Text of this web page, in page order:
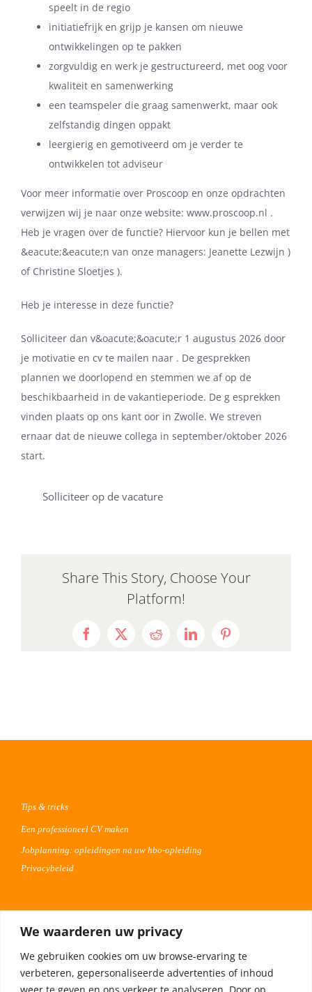
We waarderen uw privacy
We gebruiken cookies om uw browse-ervaring te
verbeteren, gepersonaliseerde advertenties of inhoud
weer te geven en ons verkeer te analyseren. Door op
speelt in de regio
initiatiefrijk en grijp je kansen om nieuwe
ontwikkelingen op te pakken
zorgvuldig en werk je gestructureerd, met oog voor
kwaliteit en samenwerking
een teamspeler die graag samenwerkt, maar ook
zelfstandig dingen oppakt
leergierig en gemotiveerd om je verder te
ontwikkelen tot adviseur
Voor meer informatie over Proscoop en onze opdrachten
verwijzen wij je naar onze website: www.proscoop.nl .
Heb je vragen over de functie? Hiervoor kun je bellen met
&eacute;&eacute;n van onze managers: Jeanette Lezwijn )
of Christine Sloetjes ).
Heb je interesse in deze functie?
Solliciteer dan v&oacute;&oacute;r 1 augustus 2026 door
je motivatie en cv te mailen naar . De gesprekken
plannen we doorlopend en stemmen we af op de
beschikbaarheid in de vakantieperiode. De g esprekken
vinden plaats op ons kant oor in Zwolle. We streven
ernaar dat de nieuwe collega in september/oktober 2026
start.
Solliciteer op de vacature
Share This Story, Choose Your
Platform!
Facebook
X RedditLinkedInPinterest
Tips & tricks
Een professioneel CV maken
Jobplanning: opleidingen na uw hbo-opleiding
Privacybeleid
Plaats uw vacature 30 dagen gratis
Adverteren op Meta